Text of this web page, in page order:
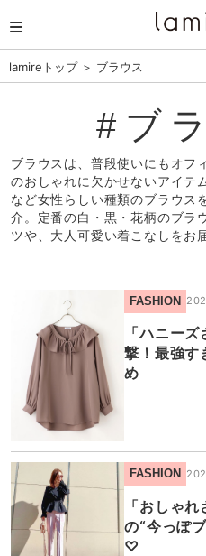
lamireトップ＞ ブラウス
#ブ
ブラウスは、普段使いにもオフ
のおしゃれに欠かせないアイテ
など女性らしい種類のブラウス
介。定番の白・黒・花柄のブラ
ツや、大人可愛い着こなしをお
FASHION
「ハニー
撃！最強す
め
FASHION
「おしゃ
の“今っぽ
♡